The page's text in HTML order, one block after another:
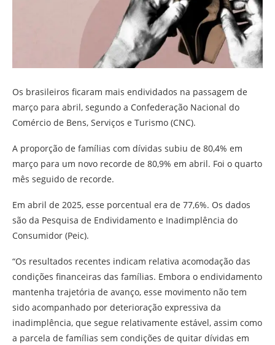
Os brasileiros ficaram mais endividados na passagem de
março para abril, segundo a Confederação Nacional do
Comércio de Bens, Serviços e Turismo (CNC).
A proporção de famílias com dívidas subiu de 80,4% em
março para um novo recorde de 80,9% em abril. Foi o quarto
mês seguido de recorde.
Em abril de 2025, esse porcentual era de 77,6%. Os dados
são da Pesquisa de Endividamento e Inadimplência do
Consumidor (Peic).
“Os resultados recentes indicam relativa acomodação das
condições financeiras das famílias. Embora o endividamento
mantenha trajetória de avanço, esse movimento não tem
sido acompanhado por deterioração expressiva da
inadimplência, que segue relativamente estável, assim como
a parcela de famílias sem condições de quitar dívidas em